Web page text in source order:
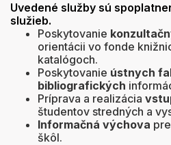
Uvedené služby sú
služieb.
Poskytovanie
orientácii vo fonde
katalógoch.
Poskytovanie ústnych
bibliografických
Príprava a realizácia
študentov stredných a
Informačná výchova
škôl.